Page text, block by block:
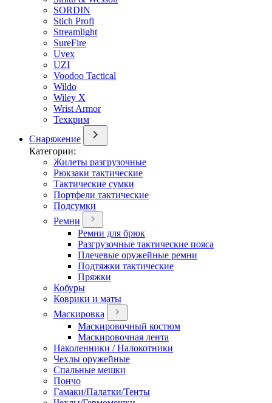
SORDIN
Stich Profi
Streamlight
SureFire
Uvex
UZI
Voodoo Tactical
Wildo
Wiley X
Wrist Armor
Техкрим
Снаряжение
Категории:
Жилеты разгрузочные
Рюкзаки тактические
Тактические сумки
Портфели тактические
Подсумки
Ремни
Ремни для брюк
Разгрузочные тактические пояса
Плечевые оружейные ремни
Подтяжки тактические
Пряжки
Кобуры
Коврики и маты
Маскировка
Маскировочный костюм
Маскировочная лента
Наколенники / Налокотники
Чехлы оружейные
Спальные мешки
Пончо
Гамаки/Палатки/Тенты